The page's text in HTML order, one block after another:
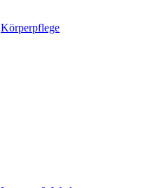
Körperpflege